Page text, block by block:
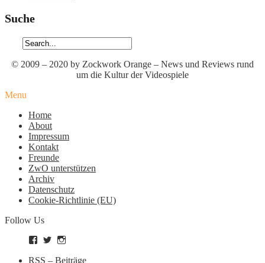
Suche
© 2009 – 2020 by Zockwork Orange – News und Reviews rund
um die Kultur der Videospiele
Menu
Home
About
Impressum
Kontakt
Freunde
ZwO unterstützen
Archiv
Datenschutz
Cookie-Richtlinie (EU)
Follow Us
Profil
zockworkorange
Profil
zockworkorange
zockworkorange
RSS – Beiträge